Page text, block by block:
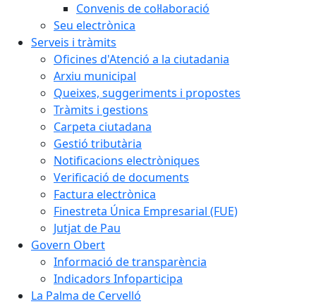
Convenis de col·laboració
Seu electrònica
Serveis i tràmits
Oficines d'Atenció a la ciutadania
Arxiu municipal
Queixes, suggeriments i propostes
Tràmits i gestions
Carpeta ciutadana
Gestió tributària
Notificacions electròniques
Verificació de documents
Factura electrònica
Finestreta Única Empresarial (FUE)
Jutjat de Pau
Govern Obert
Informació de transparència
Indicadors Infoparticipa
La Palma de Cervelló